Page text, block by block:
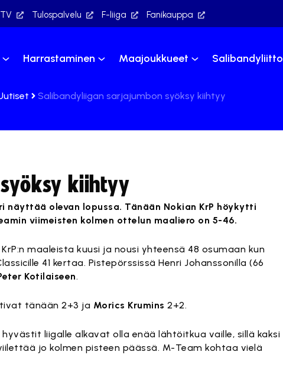
Tulospalvelu F-liiga Fanikauppa
Harrastaminen Maajoukkueet Salibandyliitto
Salibandyliigan sarjajumbon syöksy kiihtyy
kiihtyy
näyttää olevan lopussa. Tänään Nokian KrP höykytti
viimeisten kolmen ottelun maaliero on 5-46.
maaleista kuusi ja nousi yhteensä 48 osumaan kun
41 kertaa. Pistepörssissä Henri Johanssonilla (66
Kotilaiseen.
tänään 2+3 ja Morics Krumins 2+2.
liigalle alkavat olla enää lähtöitkua vaille, sillä kaksi
jo kolmen pisteen päässä. M-Team kohtaa vielä